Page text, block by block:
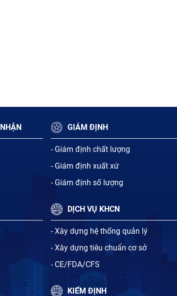
GIÁM ĐỊNH
- Giám định chất lượng
- Giám định xuất xứ
- Giám định số lượng
DỊCH VỤ KHCN
- Xây dựng hệ thống quản lý
- Xây dựng tiêu chuẩn cơ sở
- CE/FDA/CFS
KIỂM ĐỊNH